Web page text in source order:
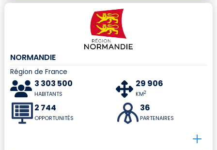
NORMANDIE
Région de France
3 303 500
HABITANTS
29 906
KM2
2 744
OPPORTUNITÉS
36
PARTENAIRES